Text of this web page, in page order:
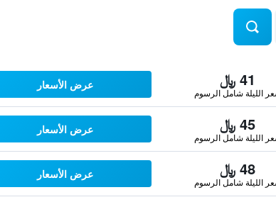
41 ﷼
الليلة شامل الرسوم
عرض الأسعار
45 ﷼
الليلة شامل الرسوم
عرض الأسعار
48 ﷼
الليلة شامل الرسوم
عرض الأسعار